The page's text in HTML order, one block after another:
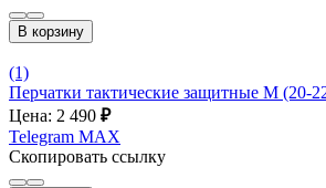
В корзину
(1)
Перчатки тактические защитные М (20-
Цена: 2 490 ₽
Telegram MAX
Скопировать ссылку